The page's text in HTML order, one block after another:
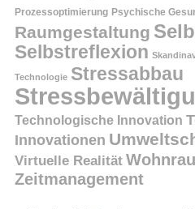
Prozessoptimierung Psychische
Raumgestaltung
Selbstreflexion
Technologie Stressabbau
Technologische Innovation
Innovationen
Virtuelle Realität
Zeitmanagement